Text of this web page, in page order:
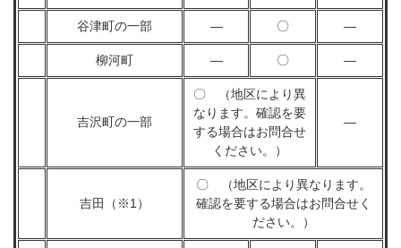
谷津町の一部 ― 〇 ―
柳河町 ― 〇 ―
吉沢町の一部
〇 （地区により異
なります。確認を要
する場合はお問合せ
ください。）
―
吉田（※1）
〇 （地区により異なります。
確認を要する場合はお問合せく
ださい。）